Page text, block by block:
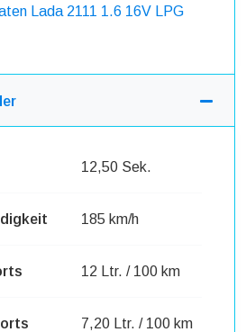
Lada 2111 1.6 16V LPG
12,50 Sek.
185 km/h
12 Ltr. / 100 km
7,20 Ltr. / 100 km